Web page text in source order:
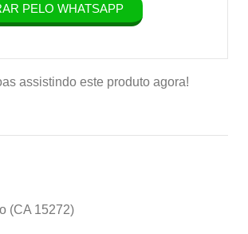
PELO WHATSAPP
assistindo este produto agora!
(CA 15272)